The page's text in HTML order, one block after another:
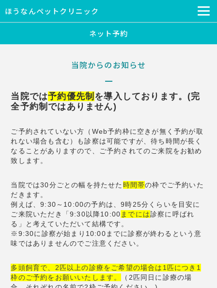
ほうなんペットクリニック
ネット予約
当院からのお知らせ
当院では予約優先制 を導入しております。(完
全予約制ではありません)
ご予約されていない方（Web予約枠に空きが無く予約が取
れない場合も含む）も診察は可能ですが、待ち時間が長く
なることがありますので、ご予約されてのご来院をお勧め
致します。
当院では30分ごとの幅を持たせた 時間帯の枠でご予約いた
だきます。
例えば、9:30～10:00の予約は、9時25分くらいを目安に
ご来院いただき「9:30以降10:00 までには診察に呼ばれ
る」と考えていただいて結構です。
※9:30に診察が始まり10:00までに診察が終わるという意
味ではありませんのでご注意ください。
多頭飼育で、2匹以上の診療をご希望の場合は1匹につき1
枠のご予約をお願いいたします。
（2匹同日に診療の場